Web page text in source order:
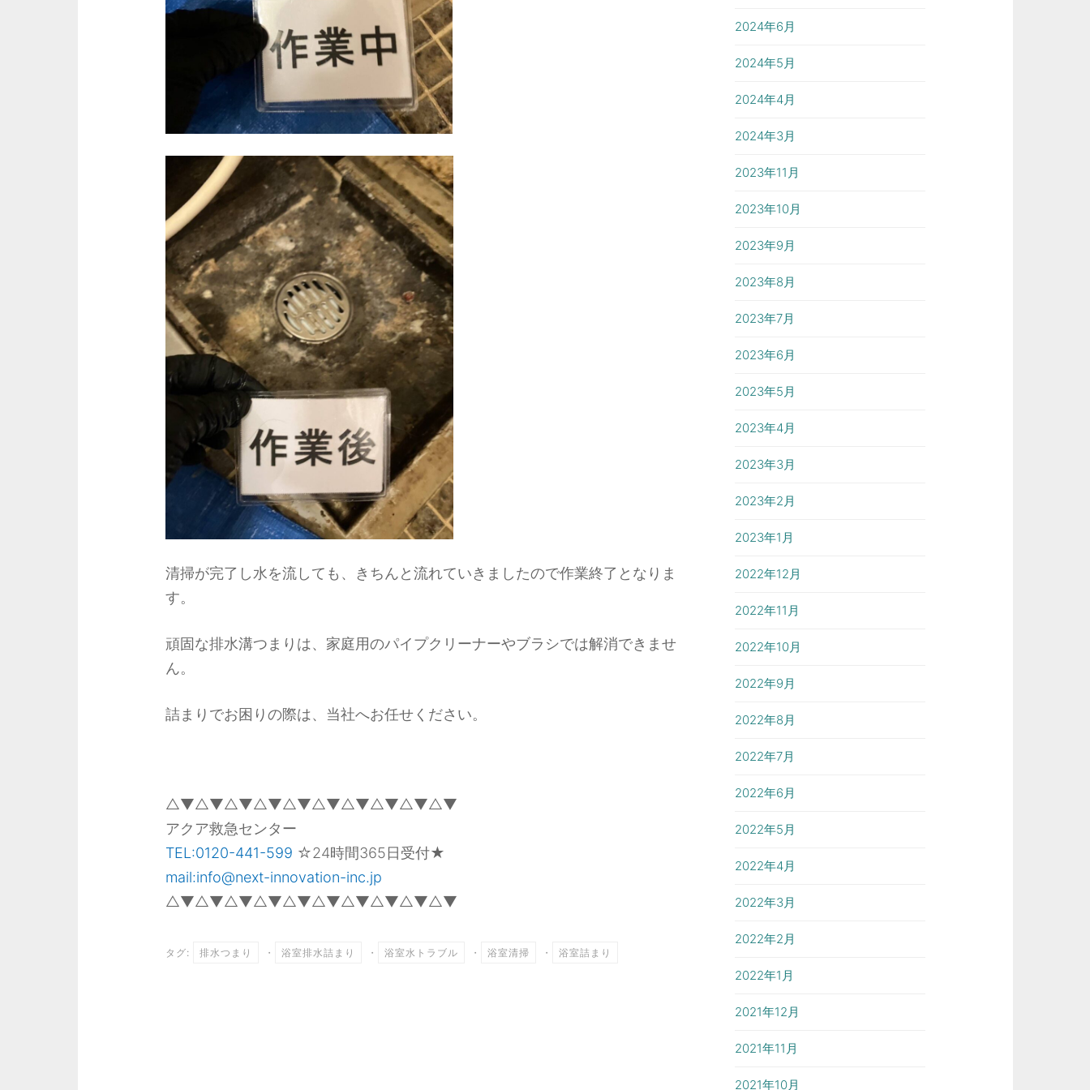
清掃が完了し水を流しても、きちんと流れていきましたので作業終了となりま
す。
頑固な排水溝つまりは、家庭用のパイプクリーナーやブラシでは解消できませ
ん。
詰まりでお困りの際は、当社へお任せください。
△▼△▼△▼△▼△▼△▼△▼△▼△▼△▼
アクア救急センター
TEL:0120-441-599 ☆24時間365日受付★
mail:info@next-innovation-inc.jp
△▼△▼△▼△▼△▼△▼△▼△▼△▼△▼
タグ: 排水つまり ・ 浴室排水詰まり ・ 浴室水トラブル ・ 浴室清掃 ・ 浴室詰まり
2024年6月
2024年5月
2024年4月
2024年3月
2023年11月
2023年10月
2023年9月
2023年8月
2023年7月
2023年6月
2023年5月
2023年4月
2023年3月
2023年2月
2023年1月
2022年12月
2022年11月
2022年10月
2022年9月
2022年8月
2022年7月
2022年6月
2022年5月
2022年4月
2022年3月
2022年2月
2022年1月
2021年12月
2021年11月
2021年10月